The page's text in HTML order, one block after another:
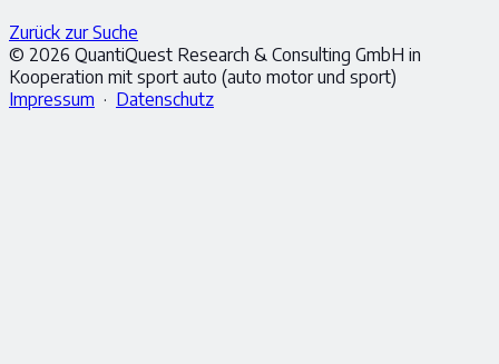
Zurück zur Suche
© 2026 QuantiQuest Research & Consulting GmbH in
Kooperation mit sport auto (auto motor und sport)
Impressum · Datenschutz